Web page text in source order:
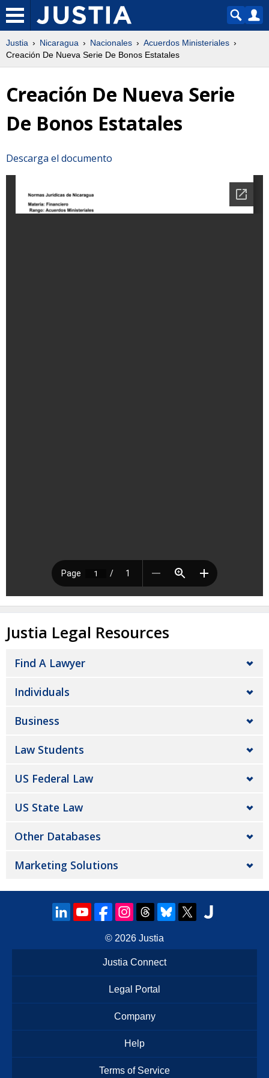
Justia Nicaragua Nacionales
Acuerdos Ministeriales
Creación De Nueva Serie De Bonos Estatales
Creación De Nueva Serie
De Bonos Estatales
Descarga el documento
Justia Legal Resources
Find A Lawyer
Individuals
Business
Law Students
US Federal Law
US State Law
Other Databases
Marketing Solutions
© 2026 Justia
Justia Connect
Legal Portal
Company
Help
Terms of Service